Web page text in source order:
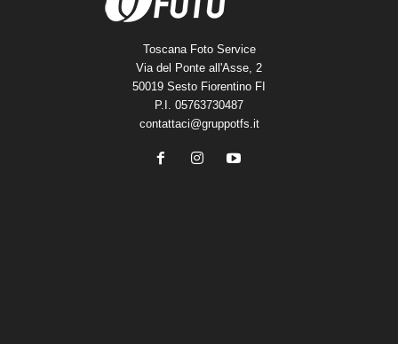
Toscana Foto Service
Via del Ponte all'Asse, 2
50019 Sesto Fiorentino FI
P.I. 05763730487
contattaci@gruppotfs.it